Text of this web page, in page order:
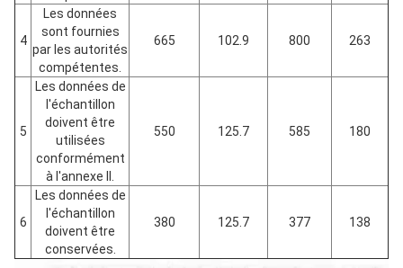
4
Les données
sont fournies
par les autorités
compétentes.
665 102.9 800 263
5
Les données de
l'échantillon
doivent être
utilisées
conformément
à l'annexe II.
550 125.7 585 180
6
Les données de
l'échantillon
doivent être
conservées.
380 125.7 377 138